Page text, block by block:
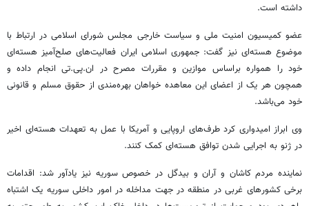
داشته است.
عضو کمیسیون امنیت ملی و سیاست خارجی مجلس شورای اسلامی در ارتباط با
موضوع هسته‌ای نیز گفت: جمهوری اسلامی ایران فعالیت‌های صلح‌آمیز هسته‌ای
خود را همواره براساس موازین و مقررات مصرح در ان.پی.تی انجام داده و
همچون هر یک از اعضای این معاهده خواهان بهره‌مندی از حقوق مسلم و قانونی
خود می‌باشد.
وی ابراز امیدواری کرد طرف‌های اروپایی و آمریکا با عمل به تعهدات هسته‌ای اخیر
در ژنو به اجرایی شدن توافق هسته‌ای کمک کنند.
نماینده مردم کاشان و آران‌ و بیدگل در خصوص سوریه نیز یادآور شد: اقدامات
برخی کشورهای غربی در منطقه در جهت مداخله در امور داخلی سوریه یک اشتباه